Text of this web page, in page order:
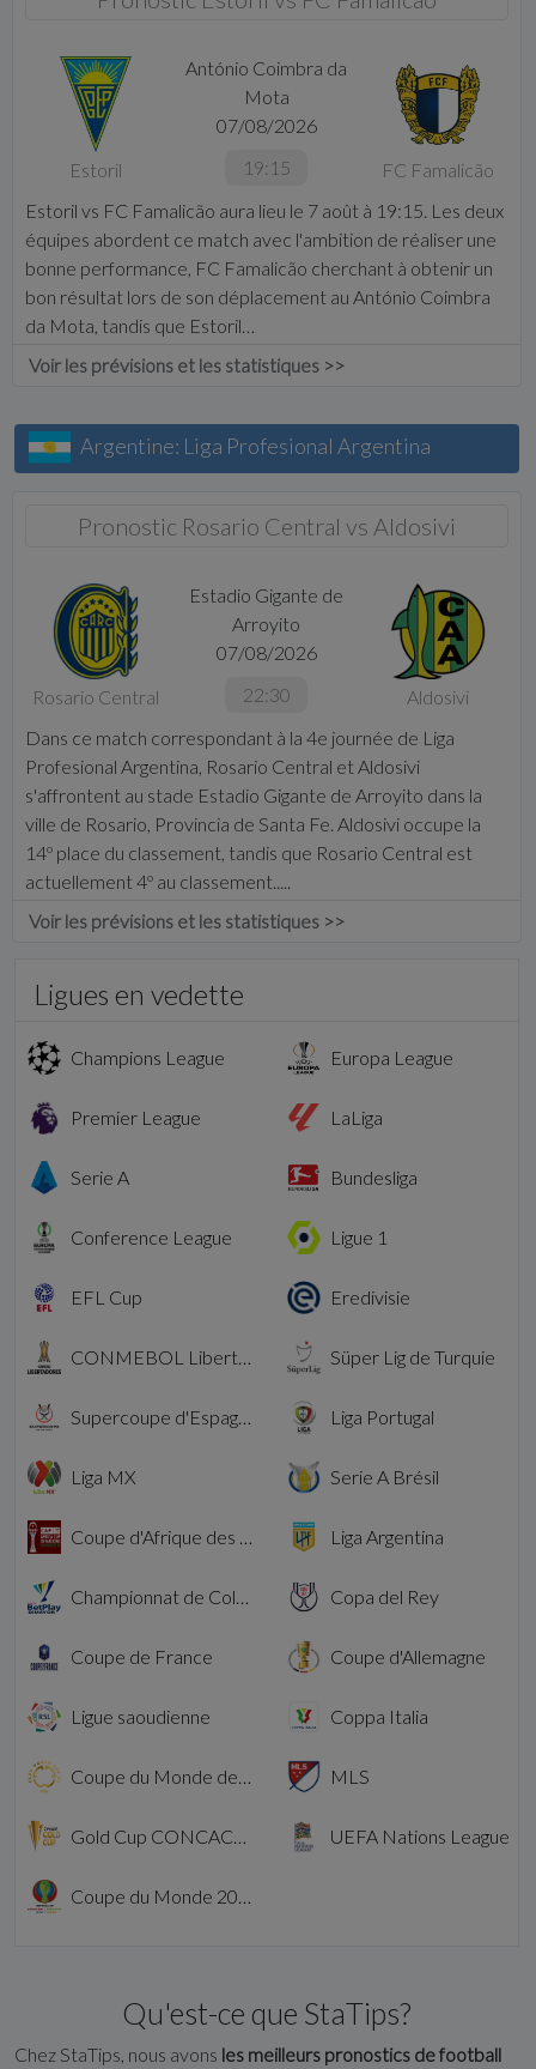
Estoril
António Coimbra da
Mota
07/08/2026
19:15
FC Famalicão
Estoril vs FC Famalicão aura lieu le 7 août à 19:15. Les deux
équipes abordent ce match avec l'ambition de réaliser une
bonne performance, FC Famalicão cherchant à obtenir un
bon résultat lors de son déplacement au António Coimbra
da Mota, tandis que Estoril…
Voir les prévisions et les statistiques >>
Argentine: Liga Profesional Argentina
Pronostic Rosario Central vs Aldosivi
Rosario Central
Estadio Gigante de
Arroyito
07/08/2026
22:30
Aldosivi
Dans ce match correspondant à la 4e journée de Liga
Profesional Argentina, Rosario Central et Aldosivi
s'affrontent au stade Estadio Gigante de Arroyito dans la
ville de Rosario, Provincia de Santa Fe. Aldosivi occupe la
14º place du classement, tandis que Rosario Central est
actuellement 4º au classement.....
Voir les prévisions et les statistiques >>
Ligues en vedette
Champions League Europa League
Premier League LaLiga
Serie A Bundesliga
Conference League Ligue 1
EFL Cup Eredivisie
Süper Lig de Turquie
Liga Portugal
Liga MX Serie A Brésil
Liga Argentina
Copa del Rey
Coupe de France Coupe d'Allemagne
Ligue saoudienne Coppa Italia
MLS
UEFA Nations League
Qu'est-ce que StaTips?
Chez StaTips, nous avons les meilleurs pronostics de football